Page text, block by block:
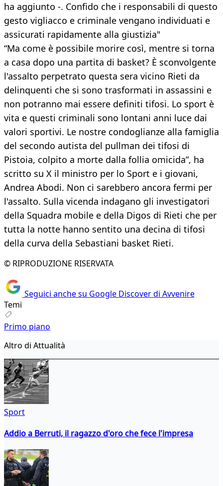
ha aggiunto -. Confido che i responsabili di questo
gesto vigliacco e criminale vengano individuati e
assicurati rapidamente alla giustizia"
“Ma come è possibile morire così, mentre si torna
a casa dopo una partita di basket? È sconvolgente
l'assalto perpetrato questa sera vicino Rieti da
delinquenti che si sono trasformati in assassini e
non potranno mai essere definiti tifosi. Lo sport è
vita e questi criminali sono lontani anni luce dai
valori sportivi. Le nostre condoglianze alla famiglia
del secondo autista del pullman dei tifosi di
Pistoia, colpito a morte dalla follia omicida”, ha
scritto su X il ministro per lo Sport e i giovani,
Andrea Abodi. Non ci sarebbero ancora fermi per
l'assalto. Sulla vicenda indagano gli investigatori
della Squadra mobile e della Digos di Rieti che per
tutta la notte hanno sentito una decina di tifosi
della curva della Sebastiani basket Rieti.
© RIPRODUZIONE RISERVATA
Seguici anche su Google Discover di Avvenire
Temi
Primo piano
Altro di Attualità
Sport
Addio a Berruti, il ragazzo d'oro che fece l'impresa